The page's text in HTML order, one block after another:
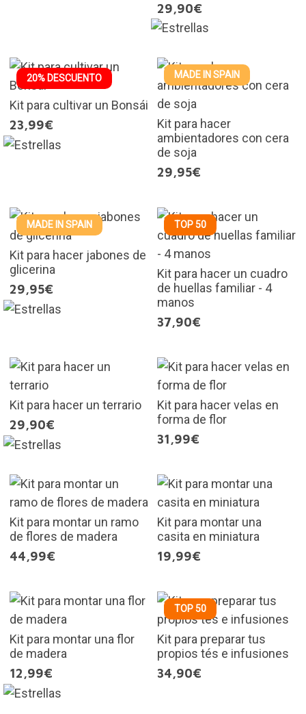
29,90€
20% DESCUENTO
Kit para cultivar un Bonsái
23,99€
MADE IN SPAIN
Kit para hacer
ambientadores con cera
de soja
29,95€
MADE IN SPAIN
Kit para hacer jabones de
glicerina
29,95€
TOP 50
Kit para hacer un cuadro
de huellas familiar - 4
manos
37,90€
Kit para hacer un terrario
29,90€
Kit para hacer velas en
forma de flor
31,99€
Kit para montar un ramo
de flores de madera
44,99€
Kit para montar una
casita en miniatura
19,99€
Kit para montar una flor
de madera
12,99€
TOP 50
Kit para preparar tus
propios tés e infusiones
34,90€